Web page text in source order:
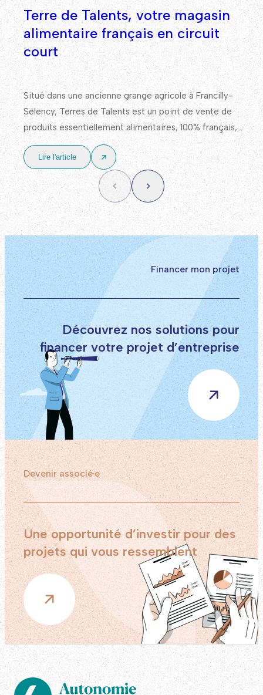
Terre de Talents, votre magasin
alimentaire français en circuit
court
Situé dans une ancienne grange agricole à Francilly-
Selency, Terres de Talents est un point de vente de
produits essentiellement alimentaires, 100% français,
avec un approvisionnement en priorité auprès de
producteurs et d’acteurs locaux.
Lire l'article
Financer mon projet
Découvrez nos solutions pour
financer votre projet d’entreprise
Devenir associé·e
Une opportunité d’investir pour des
projets qui vous ressemblent